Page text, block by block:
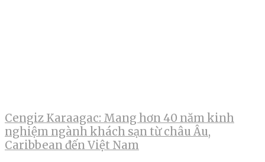
Cengiz Karaagac: Mang hơn 40 năm kinh
nghiệm ngành khách sạn từ châu Âu,
Caribbean đến Việt Nam